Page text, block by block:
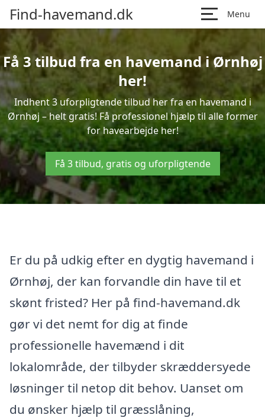
Find-havemand.dk Menu
Få 3 tilbud fra en havemand i Ørnhøj
her!
Indhent 3 uforpligtende tilbud her fra en havemand i
Ørnhøj – helt gratis! Få professionel hjælp til alle former
for havearbejde her!
Få 3 tilbud, gratis og uforpligtende
Er du på udkig efter en dygtig havemand i
Ørnhøj, der kan forvandle din have til et
skønt fristed? Her på find-havemand.dk
gør vi det nemt for dig at finde
professionelle havemænd i dit
lokalområde, der tilbyder skræddersyede
løsninger til netop dit behov. Uanset om
du ønsker hjælp til græsslåning,